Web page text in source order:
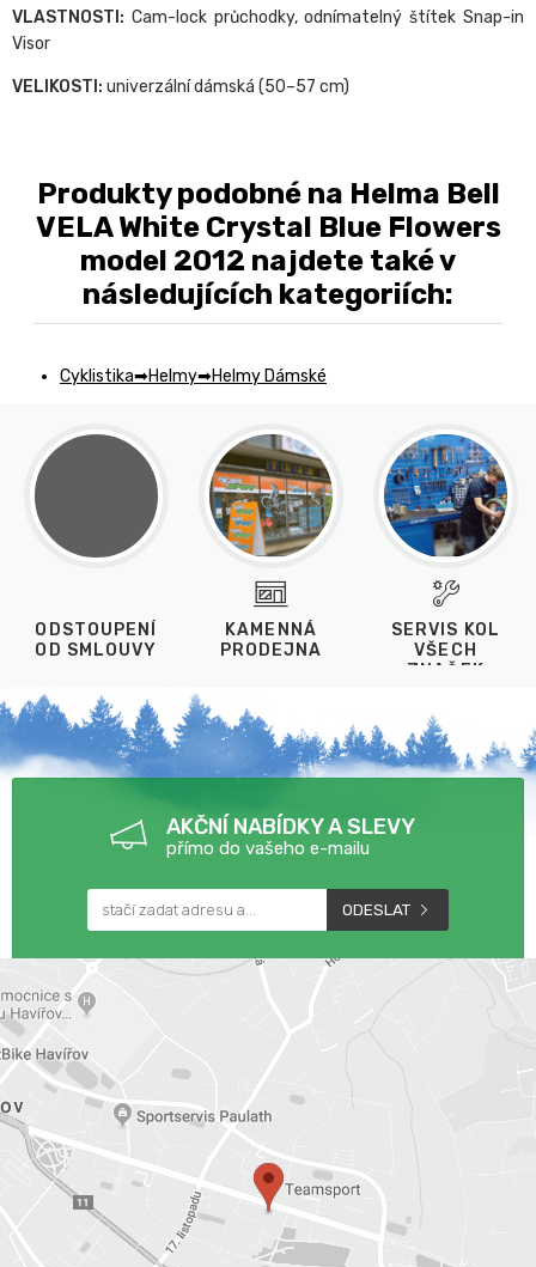
VLASTNOSTI: Cam-lock průchodky, odnímatelný štítek Snap-in
Visor
VELIKOSTI: univerzální dámská (50–57 cm)
Produkty podobné na Helma Bell
VELA White Crystal Blue Flowers
model 2012 najdete také v
následujících kategoriích:
Cyklistika Helmy Helmy Dámské
ODSTOUPENÍ
OD SMLOUVY
KAMENNÁ
PRODEJNA
SERVIS KOL
VŠECH
ZNAČEK
AKČNÍ NABÍDKY A SLEVY
přímo do vašeho e-mailu
ODESLAT